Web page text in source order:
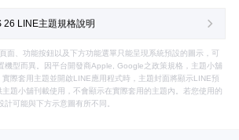
26 LINE主題規格說明
面、功能按鈕以及下方功能選單只能呈現系統預設的圖示，可
機型而異。因平台開發商Apple, Google之政策規格，主題小舖
際套用主題並開啟LINE應用程式時，主題封面將顯示LINE預
題小舖刊載使用，不會顯示在實際套用的主題內。若您使用的
可能與下方示意圖有所不同。